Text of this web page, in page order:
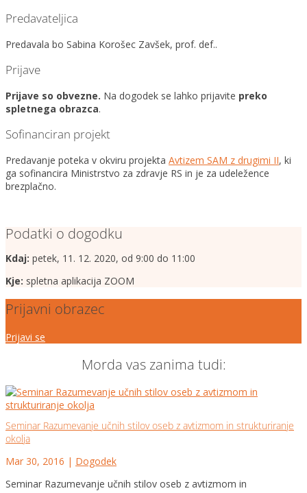
Predavateljica
Predavala bo Sabina Korošec Zavšek, prof. def..
Prijave
Prijave so obvezne. Na dogodek se lahko prijavite preko
spletnega obrazca.
Sofinanciran projekt
Predavanje poteka v okviru projekta Avtizem SAM z drugimi II, ki
ga sofinancira Ministrstvo za zdravje RS in je za udeležence
brezplačno.
Podatki o dogodku
Kdaj: petek, 11. 12. 2020, od 9:00 do 11:00
Kje: spletna aplikacija ZOOM
Prijavni obrazec
Prijavi se
Morda vas zanima tudi:
Seminar Razumevanje učnih stilov oseb z avtizmom in strukturiranje
okolja
Mar 30, 2016 | Dogodek
Seminar Razumevanje učnih stilov oseb z avtizmom in